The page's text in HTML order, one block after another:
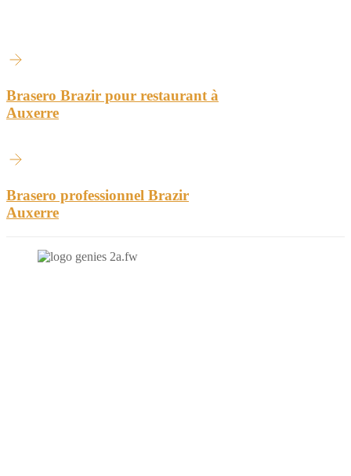
Brasero Brazir pour restaurant à
Auxerre
Brasero professionnel Brazir
Auxerre